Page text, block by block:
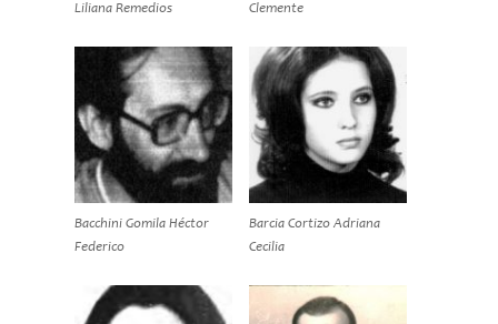
Liliana Remedios
Clemente
Bacchini Gomila Héctor
Federico
Barcia Cortizo Adriana
Cecilia